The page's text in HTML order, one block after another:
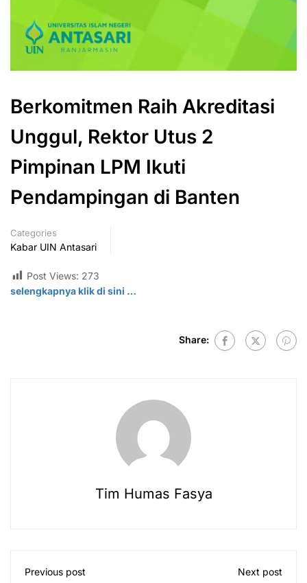
Berkomitmen Raih Akreditasi
Unggul, Rektor Utus 2
Pimpinan LPM Ikuti
Pendampingan di Banten
Categories
Kabar UIN Antasari
Post Views: 273
selengkapnya klik di sini …
Share:
Tim Humas Fasya
Previous post Next post